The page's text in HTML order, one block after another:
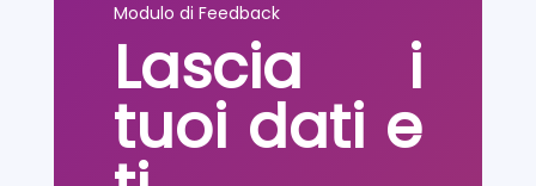
Modulo di Feedback
Lascia i
tuoi dati e